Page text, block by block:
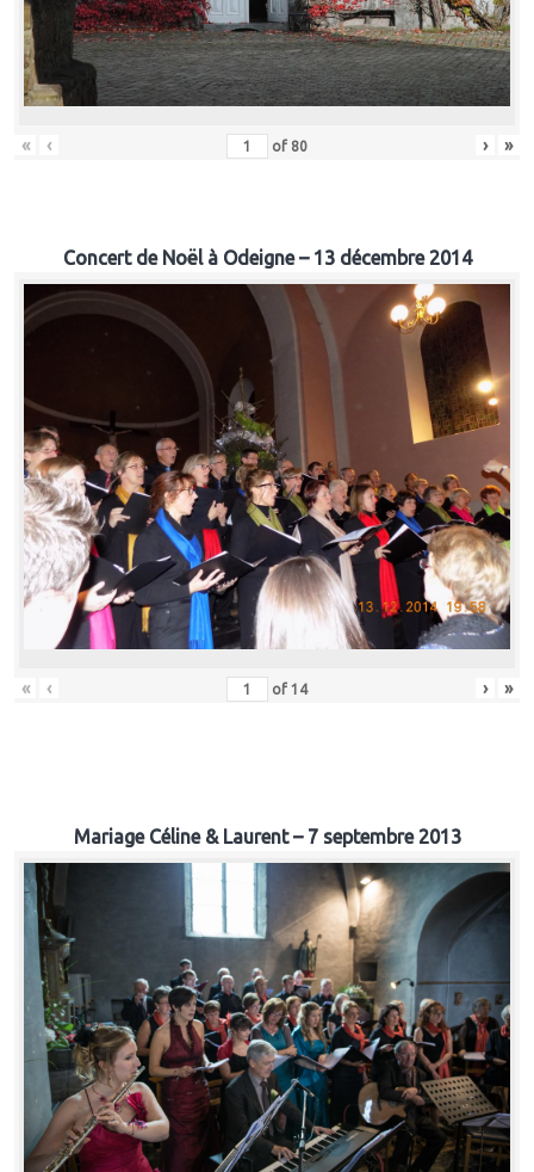
« ‹ of 80 › »
Concert de Noël à Odeigne – 13 décembre 2014
« ‹ of 14 › »
Mariage Céline & Laurent – 7 septembre 2013